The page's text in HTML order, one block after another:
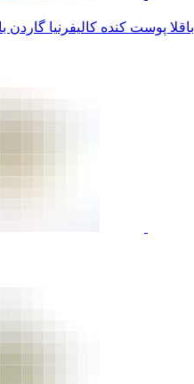
باقلا پوست کنده کالیفرنیا گاردن با